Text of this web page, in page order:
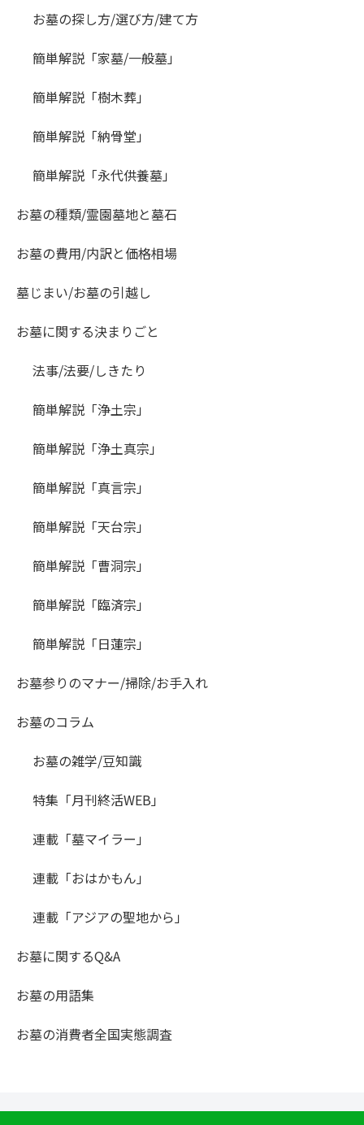
お墓の探し方/選び方/建て方
簡単解説「家墓/一般墓」
簡単解説「樹木葬」
簡単解説「納骨堂」
簡単解説「永代供養墓」
お墓の種類/霊園墓地と墓石
お墓の費用/内訳と価格相場
墓じまい/お墓の引越し
お墓に関する決まりごと
法事/法要/しきたり
簡単解説「浄土宗」
簡単解説「浄土真宗」
簡単解説「真言宗」
簡単解説「天台宗」
簡単解説「曹洞宗」
簡単解説「臨済宗」
簡単解説「日蓮宗」
お墓参りのマナー/掃除/お手入れ
お墓のコラム
お墓の雑学/豆知識
特集「月刊終活WEB」
連載「墓マイラー」
連載「おはかもん」
連載「アジアの聖地から」
お墓に関するQ&A
お墓の用語集
お墓の消費者全国実態調査